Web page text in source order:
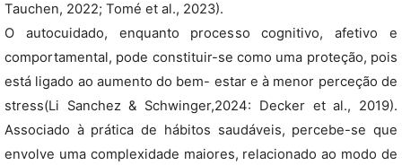
Tauchen, 2022; Tomé et al., 2023).
O autocuidado, enquanto processo cognitivo, afetivo e
comportamental, pode constituir-se como uma proteção, pois
está ligado ao aumento do bem- estar e à menor perceção de
stress(Li Sanchez & Schwinger,2024: Decker et al., 2019).
Associado à prática de hábitos saudáveis, percebe-se que
envolve uma complexidade maiores, relacionado ao modo de